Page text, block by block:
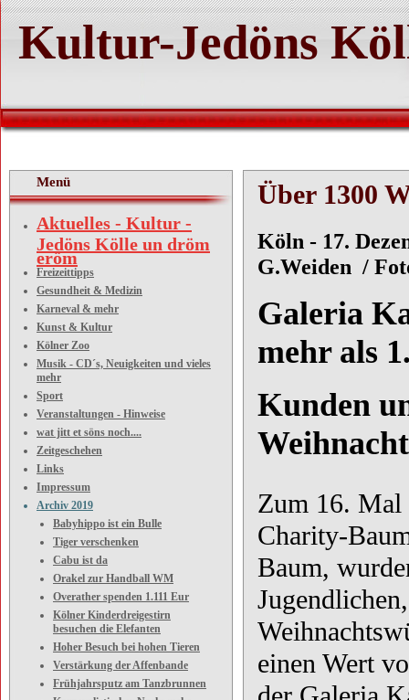
Kultur-Jedöns
Menü
Aktuelles - Kultur -
Jedöns Kölle un dröm
eröm
Freizeittipps
Gesundheit & Medizin
Karneval & mehr
Kunst & Kultur
Kölner Zoo
Musik - CD´s, Neuigkeiten und vieles
mehr
Sport
Veranstaltungen - Hinweise
wat jitt et söns noch....
Zeitgeschehen
Links
Impressum
Archiv 2019
Babyhippo ist ein Bulle
Tiger verschenken
Cabu ist da
Orakel zur Handball WM
Overather spenden 1.111 Eur
Kölner Kinderdreigestirn
besuchen die Elefanten
Hoher Besuch bei hohen Tieren
Verstärkung der Affenbande
Frühjahrsputz am Tanzbrunnen
Über 1300
Köln - 17.
G.Weiden /
Galeria
mehr als
Kunden
Zum 16. Mal
Charity-
Baum,
einen Wert